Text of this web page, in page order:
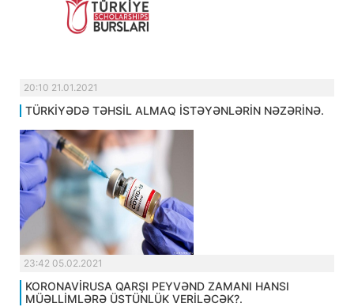
20:10 21.01.2021
TÜRKİYƏDƏ TƏHSİL ALMAQ İSTƏYƏNLƏRİN NƏZƏRİNƏ.
23:42 05.02.2021
KORONAVİRUSA QARŞI PEYVƏND ZAMANI HANSI
MÜƏLLİMLƏRƏ ÜSTÜNLÜK VERİLƏCƏK?.